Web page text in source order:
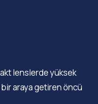
lenslerde yüksek
araya getiren öncü